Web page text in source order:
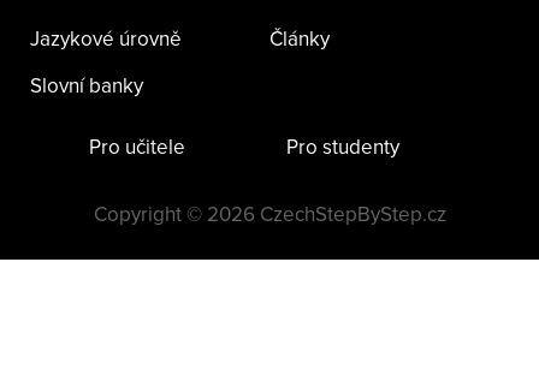
Jazykové úrovně
Články
Slovní banky
Pro učitele Pro studenty
Copyright © 2026 CzechStepByStep.cz